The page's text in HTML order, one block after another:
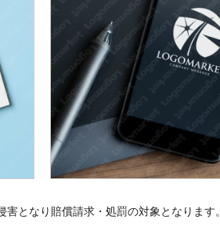
となり賠償請求・処罰の対象となります。